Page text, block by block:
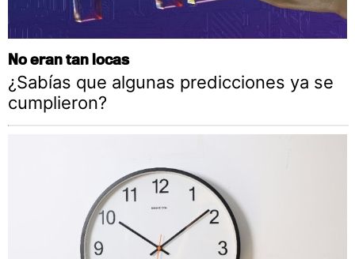
No eran tan locas
¿Sabías que algunas predicciones ya se
cumplieron?